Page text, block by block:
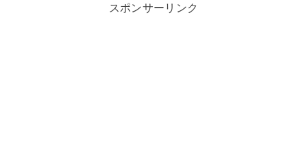
スポンサーリンク